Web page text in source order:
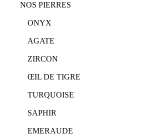
NOS PIERRES
ONYX
AGATE
ZIRCON
ŒIL DE TIGRE
TURQUOISE
SAPHIR
EMERAUDE